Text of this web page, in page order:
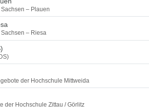
– Plauen
– Riesa
der Hochschule Mittweida
der Hochschule Zittau / Görlitz